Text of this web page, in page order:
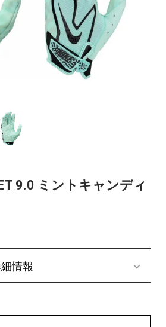
9.0 ミントキャンディ
情報